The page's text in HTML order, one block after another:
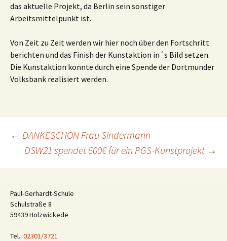
das aktuelle Projekt, da Berlin sein sonstiger
Arbeitsmittelpunkt ist.
Von Zeit zu Zeit werden wir hier noch über den Fortschritt
berichten und das Finish der Kunstaktion in´s Bild setzen.
Die Kunstaktion konnte durch eine Spende der Dortmunder
Volksbank realisiert werden.
Beitragsnavigation
← DANKESCHÖN Frau Sindermann
DSW21 spendet 600€ für ein PGS-Kunstprojekt →
Paul-Gerhardt-Schule
Schulstraße 8
59439 Holzwickede
Tel.: 02301/3721